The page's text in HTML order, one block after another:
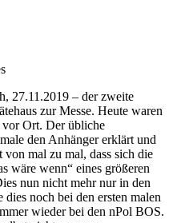
27.11.2019 – der zweite
zur Messe. Heute waren
vor Ort. Der übliche
den Anhänger erklärt und
mal zu mal, dass sich die
wäre wenn“ eines größeren
nun nicht mehr nur in den
noch bei den ersten malen
wieder bei den nPol BOS.